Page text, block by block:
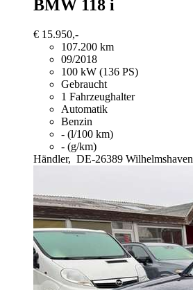
BMW 118 i
€ 15.950,-
107.200 km
09/2018
100 kW (136 PS)
Gebraucht
1 Fahrzeughalter
Automatik
Benzin
- (l/100 km)
- (g/km)
Händler, DE-26389 Wilhelmshaven